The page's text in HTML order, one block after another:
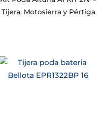
Tijera, Motosierra y Pértiga